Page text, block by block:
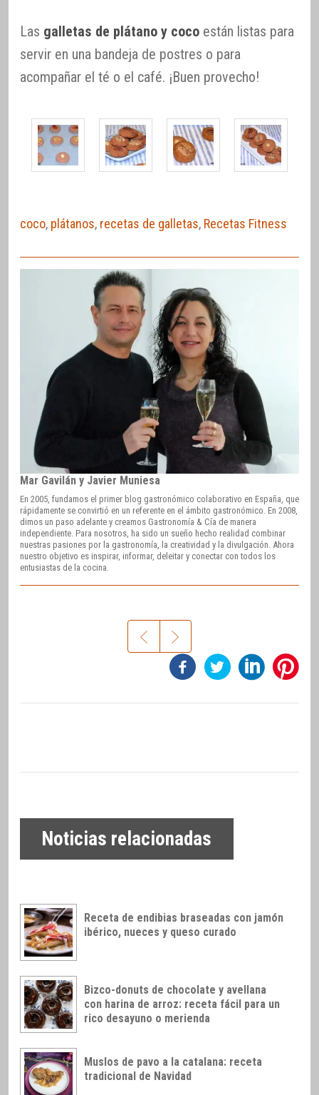
Las galletas de plátano y coco están listas para
servir en una bandeja de postres o para
acompañar el té o el café. ¡Buen provecho!
coco, plátanos, recetas de galletas, Recetas Fitness
Mar Gavilán y Javier Muniesa
En 2005, fundamos el primer blog gastronómico colaborativo en España, que
rápidamente se convirtió en un referente en el ámbito gastronómico. En 2008,
dimos un paso adelante y creamos Gastronomía & Cía de manera
independiente. Para nosotros, ha sido un sueño hecho realidad combinar
nuestras pasiones por la gastronomía, la creatividad y la divulgación. Ahora
nuestro objetivo es inspirar, informar, deleitar y conectar con todos los
entusiastas de la cocina.
Noticias relacionadas
Receta de endibias braseadas con jamón
ibérico, nueces y queso curado
Bizco-donuts de chocolate y avellana
con harina de arroz: receta fácil para un
rico desayuno o merienda
Muslos de pavo a la catalana: receta
tradicional de Navidad